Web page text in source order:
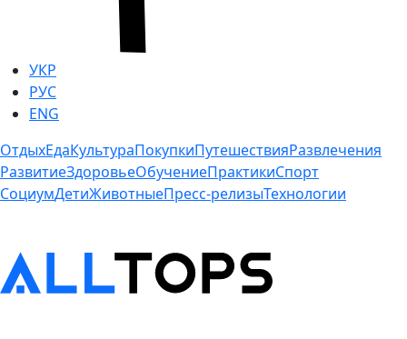
УКР
РУС
ENG
ОтдыхЕдаКультураПокупкиПутешествияРазвлечения
РазвитиеЗдоровьеОбучениеПрактикиСпорт
СоциумДетиЖивотныеПресс-релизыТехнологии